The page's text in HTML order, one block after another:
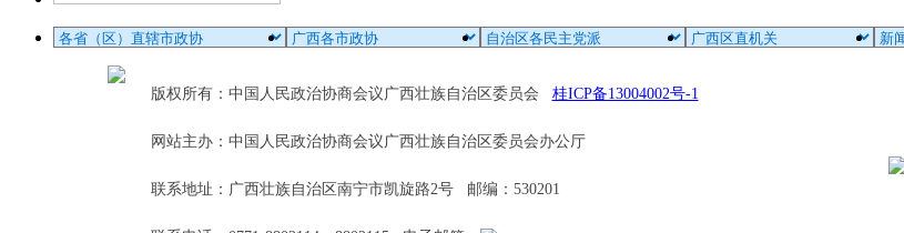
版权所有：中国人民政治协商会议广西壮族自治区委员会 桂ICP备13004002号-1
网站主办：中国人民政治协商会议广西壮族自治区委员会办公厅
联系地址：广西壮族自治区南宁市凯旋路2号 邮编：530201